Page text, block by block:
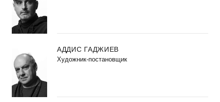
АДДИС ГАДЖИЕВ
Художник-постановщик